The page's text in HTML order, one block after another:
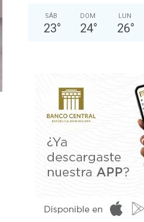
SÁB
23°
DOM
24°
LUN
26°